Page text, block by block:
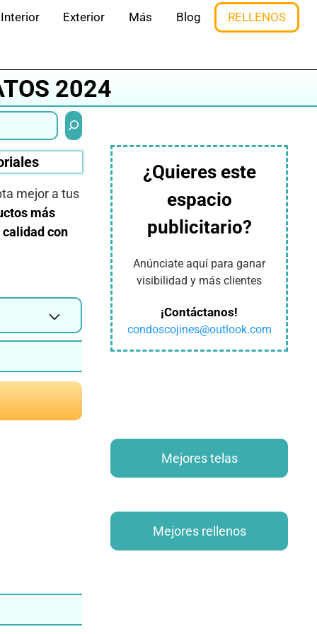
Interior Exterior Más Blog RELLENOS
2024
Buscar
mejor a tus
más
con
¿Quieres este
espacio
publicitario?
Anúnciate aquí para ganar
visibilidad y más clientes
¡Contáctanos!
condoscojines@outlook.com
Mejores telas
Mejores rellenos